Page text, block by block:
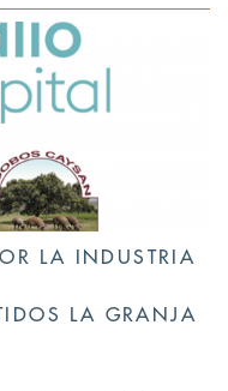
LA INDUSTRIA
LA GRANJA